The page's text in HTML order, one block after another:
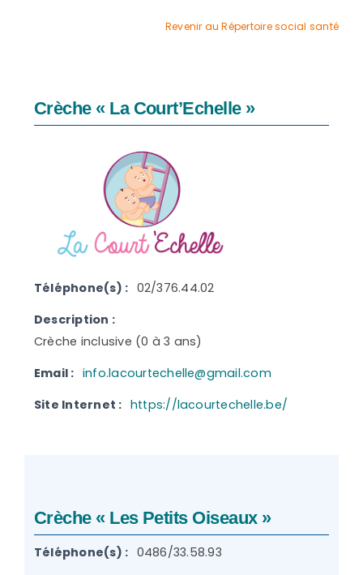
Revenir au Répertoire social santé
Crèche « La Court’Echelle »
Téléphone(s) : 02/376.44.02
Description :
Crèche inclusive (0 à 3 ans)
Email : info.lacourtechelle@gmail.com
Site Internet : https://lacourtechelle.be/
Crèche « Les Petits Oiseaux »
Téléphone(s) : 0486/33.58.93